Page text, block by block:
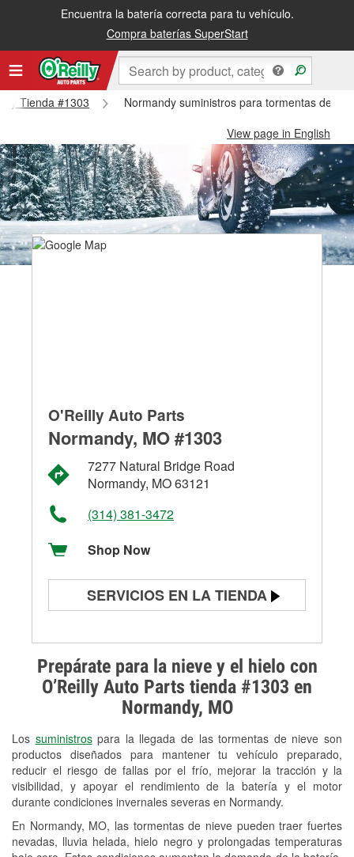
Encuentra la batería correcta para tu vehículo.
Compra baterías SuperStart
Tienda #1303
Normandy suministros para tormentas de
View page in English
Prepárate para la nieve y el hielo con
O’Reilly Auto Parts tienda #1303 en
Normandy, MO
Los suministrospara la llegada de las tormentas de nieve son
productos diseñados para mantener tu vehículo preparado,
reducir el riesgo de fallas por el frío, mejorar la tracción y la
visibilidad, y apoyar el rendimiento de la batería y el motor
durante condiciones invernales severas en Normandy.
En Normandy, MO, las tormentas de nieve pueden traer fuertes
nevadas, lluvia helada, hielo negro y prolongadas temperaturas
O'Reilly Auto Parts
Normandy, MO #1303
7277 Natural Bridge Road
Normandy, MO 63121
(314) 381-3472
Shop Now
SERVICIOS EN LA TIENDA
Prueba de alternadores y
arrancadores
Revisión de la luz "Check Engine"
Reciclaje de baterías y aceite
Instalación de bombillas de faros
Instalación de limpiaparabrisas
Programa de Préstamo de
Herramientas